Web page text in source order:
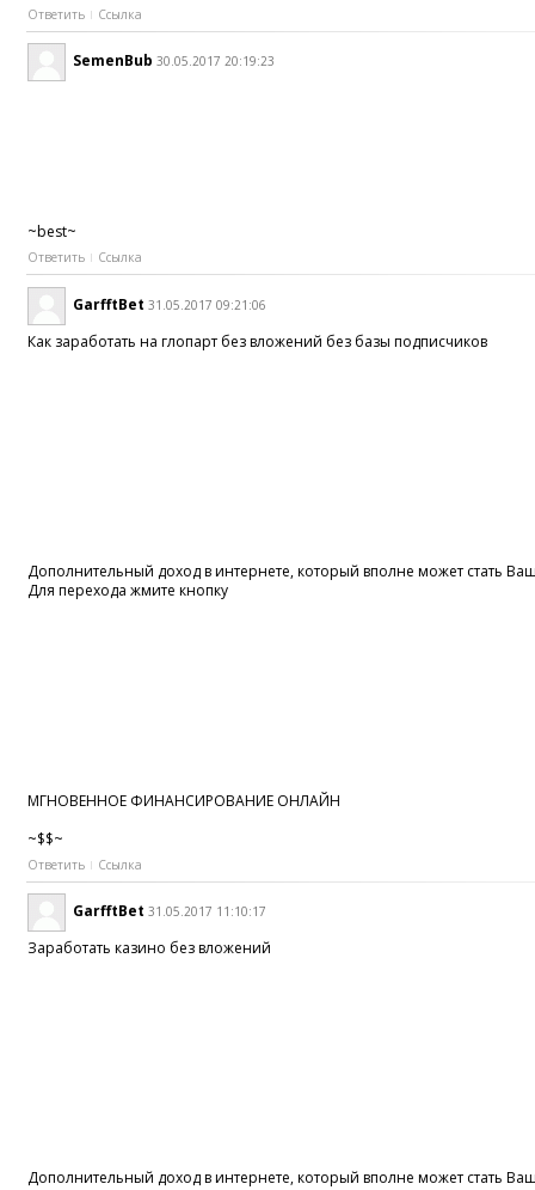
Ответить Ссылка
SemenBub 30.05.2017 20:19:23
~best~
Ответить Ссылка
GarfftBet 31.05.2017 09:21:06
Как заработать на глопарт без вложений без базы подписчиков
Дополнительный доход в интернете, который вполне может стать
Для перехода жмите кнопку
МГНОВЕННОЕ ФИНАНСИРОВАНИЕ ОНЛАЙН
~$$~
Ответить Ссылка
GarfftBet 31.05.2017 11:10:17
Заработать казино без вложений
Дополнительный доход в интернете, который вполне может стать